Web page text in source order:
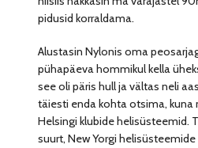
pidusid korraldama.
Alustasin Nylonis oma
pühapäeva hommikul kella
see oli päris hull ja vältas neli
täiesti enda kohta otsima, kuna
Helsingi klubide helisüsteemid.
suurt, New Yorgi